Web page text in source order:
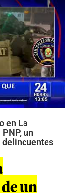
en La
un
delincuentes
un